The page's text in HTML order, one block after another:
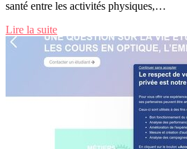
santé entre les activités physiques,…
Lire la suite